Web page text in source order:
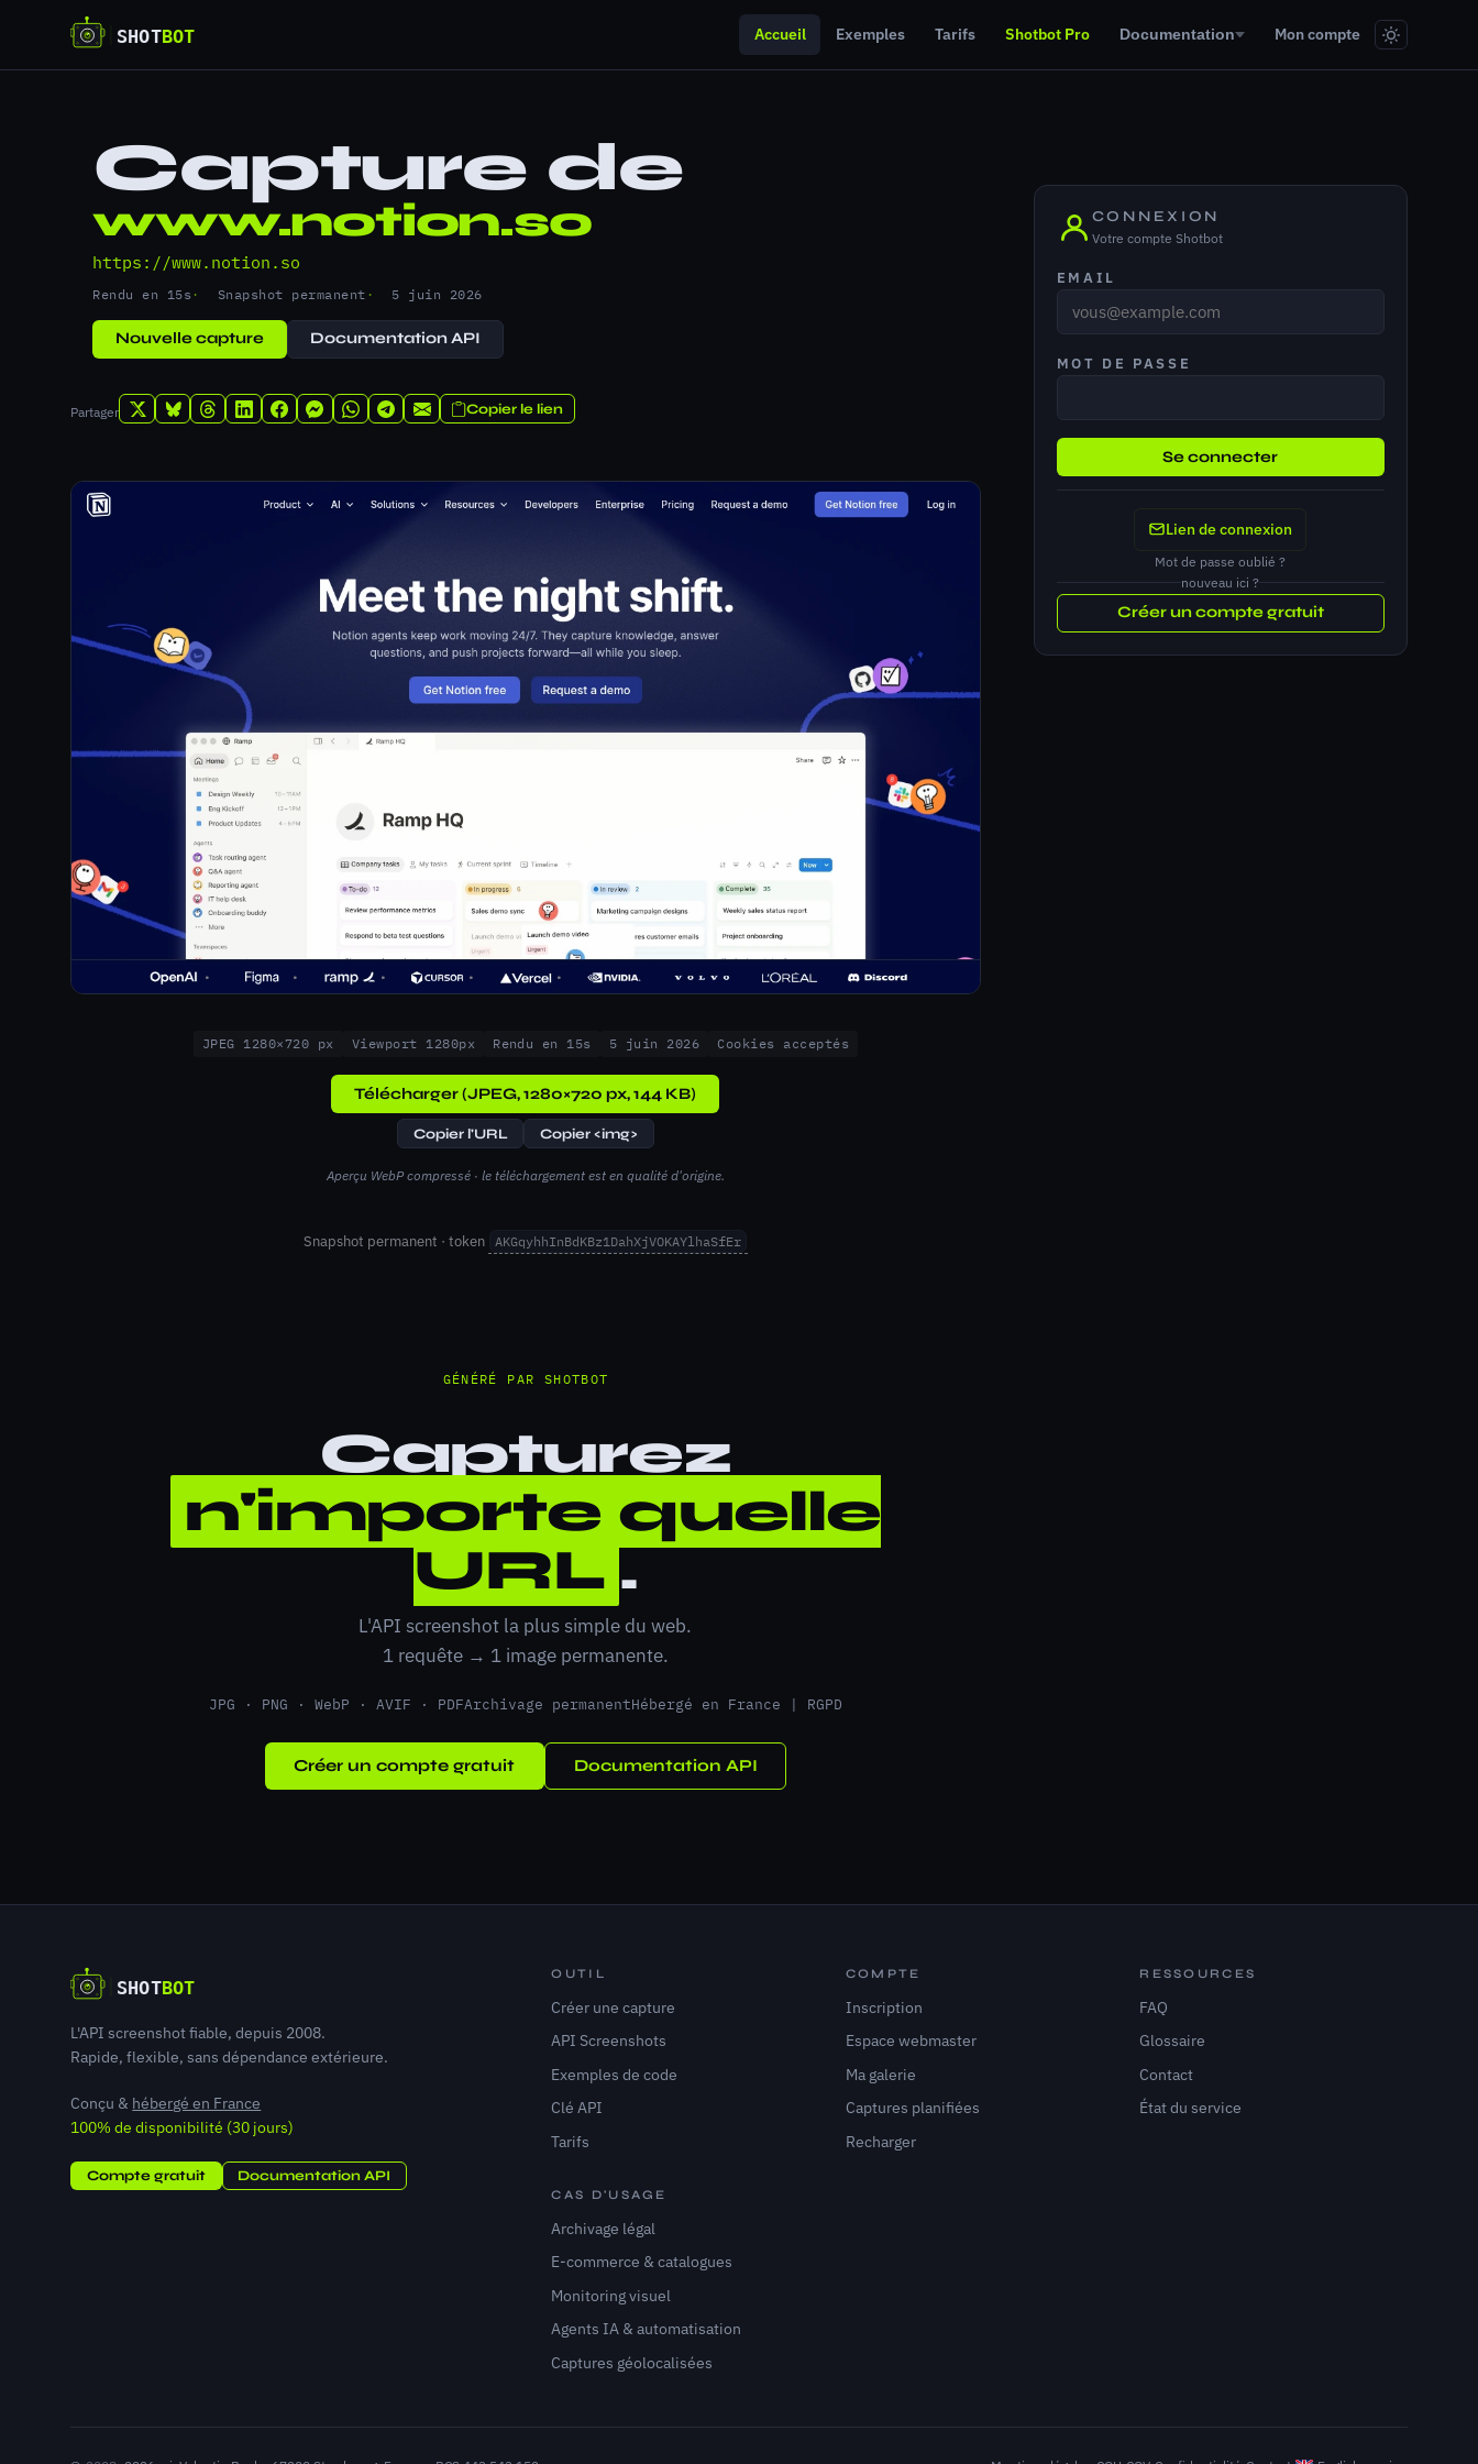
Accueil Exemples Tarifs Shotbot Pro Documentation Mon compte
Capture de
www.notion.so
https://www.notion.so
Rendu en 15s Snapshot permanent 5 juin 2026
Nouvelle capture Documentation API
Partager Copier le lien
JPEG 1280×720 px Viewport 1280px Rendu en 15s 5 juin 2026 Cookies acceptés
Télécharger (JPEG, 1280×720 px, 144 KB)
Copier l'URL Copier <img>
Aperçu WebP compressé · le téléchargement est en qualité d'origine.
Snapshot permanent · token AKGqyhhInBdKBz1DahXjVOKAYlhaSfEr
GÉNÉRÉ PAR SHOTBOT
Capturez
n'importe quelle
URL .
L'API screenshot la plus simple du web.
1 requête → 1 image permanente.
JPG · PNG · WebP · AVIF · PDFArchivage permanentHébergé en France | RGPD
Créer un compte gratuit Documentation API
CONNEXION
Votre compte Shotbot
EMAIL
MOT DE PASSE
Se connecter
Lien de connexion
Mot de passe oublié ?
nouveau ici ?
Créer un compte gratuit
L'API screenshot fiable, depuis 2008.
Rapide, flexible, sans dépendance extérieure.
Conçu & hébergé en France
100% de disponibilité (30 jours)
Compte gratuit Documentation API
OUTIL
Créer une capture
API Screenshots
Exemples de code
Clé API
Tarifs
COMPTE
Inscription
Espace webmaster
Ma galerie
Captures planifiées
Recharger
RESSOURCES
FAQ
Glossaire
Contact
État du service
CAS D'USAGE
Archivage légal
E-commerce & catalogues
Monitoring visuel
Agents IA & automatisation
Captures géolocalisées